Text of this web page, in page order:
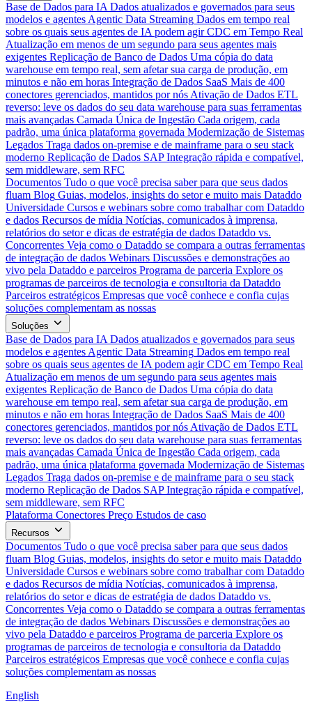
Base de Dados para IA Dados atualizados e governados para seus
modelos e agentes Agentic Data Streaming Dados em tempo real
sobre os quais seus agentes de IA podem agir CDC em Tempo Real
Atualização em menos de um segundo para seus agentes mais
exigentes Replicação de Banco de Dados Uma cópia do data
warehouse em tempo real, sem afetar sua carga de produção, em
minutos e não em horas Integração de Dados SaaS Mais de 400
conectores gerenciados, mantidos por nós Ativação de Dados ETL
reverso: leve os dados do seu data warehouse para suas ferramentas
mais avançadas Camada Única de Ingestão Cada origem, cada
padrão, uma única plataforma governada Modernização de Sistemas
Legados Traga dados on-premise e de mainframe para o seu stack
moderno Replicação de Dados SAP Integração rápida e compatível,
sem middleware, sem RFC
Documentos Tudo o que você precisa saber para que seus dados
fluam Blog Guias, modelos, insights do setor e muito mais Dataddo
Universidade Cursos e webinars sobre como trabalhar com Dataddo
e dados Recursos de mídia Notícias, comunicados à imprensa,
relatórios do setor e dicas de estratégia de dados Dataddo vs.
Concorrentes Veja como o Dataddo se compara a outras ferramentas
de integração de dados Webinars Discussões e demonstrações ao
vivo pela Dataddo e parceiros Programa de parceria Explore os
programas de parceiros de tecnologia e consultoria da Dataddo
Parceiros estratégicos Empresas que você conhece e confia cujas
soluções complementam as nossas
Soluções
Base de Dados para IA Dados atualizados e governados para seus
modelos e agentes Agentic Data Streaming Dados em tempo real
sobre os quais seus agentes de IA podem agir CDC em Tempo Real
Atualização em menos de um segundo para seus agentes mais
exigentes Replicação de Banco de Dados Uma cópia do data
warehouse em tempo real, sem afetar sua carga de produção, em
minutos e não em horas Integração de Dados SaaS Mais de 400
conectores gerenciados, mantidos por nós Ativação de Dados ETL
reverso: leve os dados do seu data warehouse para suas ferramentas
mais avançadas Camada Única de Ingestão Cada origem, cada
padrão, uma única plataforma governada Modernização de Sistemas
Legados Traga dados on-premise e de mainframe para o seu stack
moderno Replicação de Dados SAP Integração rápida e compatível,
sem middleware, sem RFC
Plataforma Conectores Preço Estudos de caso
Recursos
Documentos Tudo o que você precisa saber para que seus dados
fluam Blog Guias, modelos, insights do setor e muito mais Dataddo
Universidade Cursos e webinars sobre como trabalhar com Dataddo
e dados Recursos de mídia Notícias, comunicados à imprensa,
relatórios do setor e dicas de estratégia de dados Dataddo vs.
Concorrentes Veja como o Dataddo se compara a outras ferramentas
de integração de dados Webinars Discussões e demonstrações ao
vivo pela Dataddo e parceiros Programa de parceria Explore os
programas de parceiros de tecnologia e consultoria da Dataddo
Parceiros estratégicos Empresas que você conhece e confia cujas
soluções complementam as nossas
English